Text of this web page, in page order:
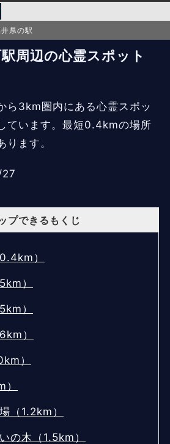
県の駅
周辺の心霊スポット
ら3km圏内にある心霊スポッ
ています。最短0.4kmの場所
ります。
プできるもくじ
）
）
）
）
）
（1.2km）
の木（1.5km）